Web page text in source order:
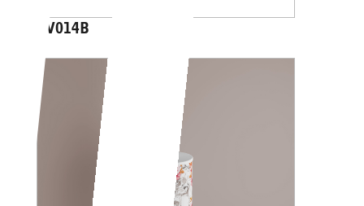
AV014B